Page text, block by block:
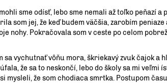
sme odísť, lebo sme nemali až toľko peňazí a
som jej, že keď budem väčšia, zarobím
nohy. Pokračovala som v ceste po celom
sa vychutnať vôňu mora, škriekavý zvuk čajok a
že sa to neskončí, lebo do školy sa mi veľmi
mysleli, že som chodiaca smrtka. Postupom